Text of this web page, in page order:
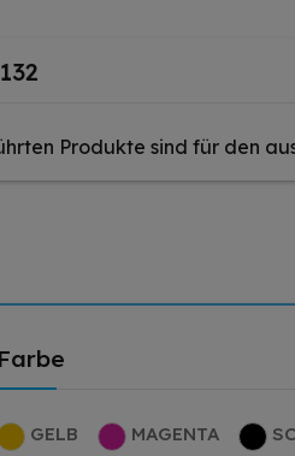
Produkte sind für den
Farbe
GELB MAGENTA